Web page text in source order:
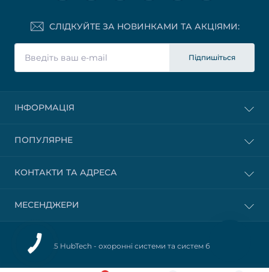
СЛІДКУЙТЕ ЗА НОВИНКАМИ ТА АКЦІЯМИ:
Підпишіться
ІНФОРМАЦІЯ
ПОПУЛЯРНЕ
КОНТАКТИ ТА АДРЕСА
МЕСЕНДЖЕРИ
© 2025 HubTech - охоронні системи та систем безпеки